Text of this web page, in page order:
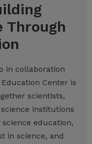
Through
in collaboration
Center is
scientists,
institutions
education,
in science, and